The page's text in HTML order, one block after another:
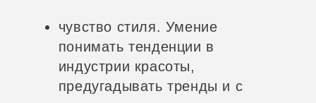
чувство стиля. Умение
понимать тенденции в
индустрии красоты,
предугадывать тренды и с